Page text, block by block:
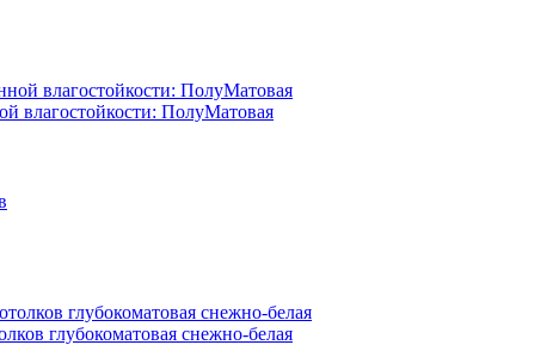
влагостойкости: ПолуМатовая
глубокоматовая снежно-белая